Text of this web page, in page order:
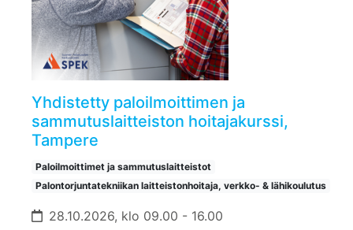
Yhdistetty paloilmoittimen ja
sammutuslaitteiston hoitajakurssi,
Tampere
Paloilmoittimet ja sammutuslaitteistot
Palontorjuntatekniikan laitteistonhoitaja, verkko- & lähikoulutus
28.10.2026, klo 09.00 - 16.00